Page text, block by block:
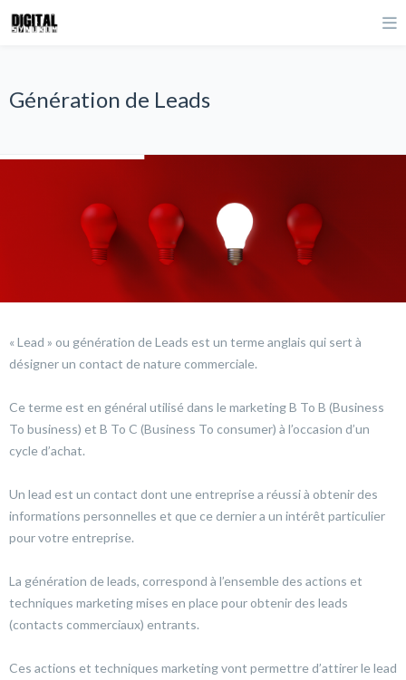
Génération de Leads
« Lead » ou génération de Leads est un terme anglais qui sert à
désigner un contact de nature commerciale.
Ce terme est en général utilisé dans le marketing B To B (Business
To business) et B To C (Business To consumer) à l’occasion d’un
cycle d’achat.
Un lead est un contact dont une entreprise a réussi à obtenir des
informations personnelles et que ce dernier a un intérêt particulier
pour votre entreprise.
La génération de leads, correspond à l’ensemble des actions et
techniques marketing mises en place pour obtenir des leads
(contacts commerciaux) entrants.
Ces actions et techniques marketing vont permettre d’attirer le lead